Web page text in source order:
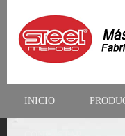
INICIO